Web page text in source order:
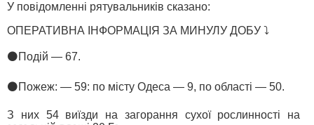
У повідомленні рятувальників сказано:
ОПЕРАТИВНА ІНФОРМАЦІЯ ЗА МИНУЛУ ДОБУ ⤵️
⚫️Подій — 67.
⚫️Пожеж: — 59: по місту Одеса — 9, по області — 50.
З них 54 виїзди на загорання сухої рослинності на